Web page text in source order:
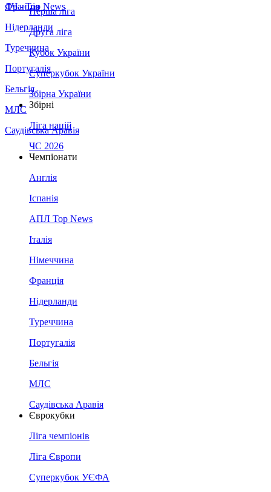
Франція
Нідерланди
Туреччина
Португалія
Бельгія
МЛС
Саудівська Аравія
ЛЧ - Top News
Перша ліга
Друга ліга
Кубок України
Суперкубок України
Збірна України
Збірні
Ліга націй
ЧС 2026
Чемпіонати
Англія
Іспанія
АПЛ Top News
Італія
Німеччина
Франція
Нідерланди
Туреччина
Португалія
Бельгія
МЛС
Саудівська Аравія
Єврокубки
Ліга чемпіонів
Ліга Європи
Суперкубок УЄФА